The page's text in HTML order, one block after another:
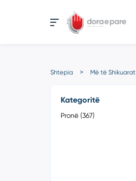
Shtepia Më të Shikuarat
Kategoritë
Pronë (367)